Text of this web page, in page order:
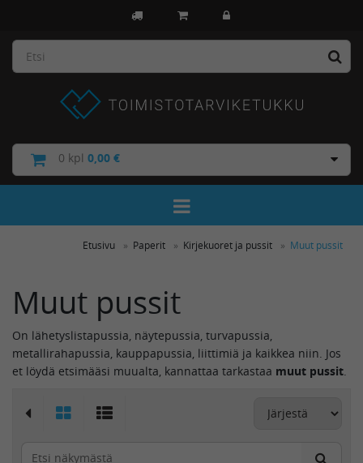
0 kpl 0,00 €
Toggle Navigation
Etusivu Paperit Kirjekuoret ja pussit Muut pussit
Muut pussit
On lähetyslistapussia, näytepussia, turvapussia,
metallirahapussia, kauppapussia, liittimiä ja kaikkea niin. Jos
et löydä etsimääsi muualta, kannattaa tarkastaa muut pussit